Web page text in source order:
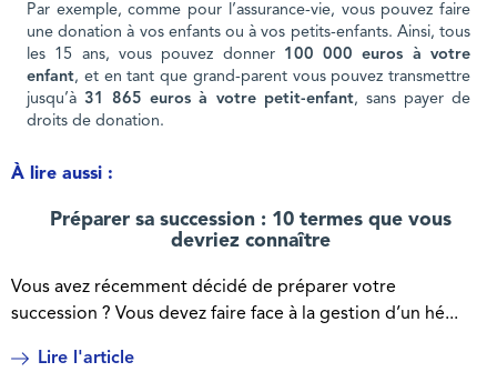
Par exemple, comme pour l’assurance-vie, vous pouvez faire
une donation à vos enfants ou à vos petits-enfants. Ainsi, tous
les 15 ans, vous pouvez donner100 000 euros à votre
enfant, et en tant que grand-parent vous pouvez transmettre
jusqu’à31 865 euros à votre petit-enfant, sans payer de
droits de donation.
À lire aussi :
Préparer sa succession : 10 termes que vous
devriez connaître
Vous avez récemment décidé de préparer votre
succession ? Vous devez faire face à la gestion d’un hé...
Lire l'article